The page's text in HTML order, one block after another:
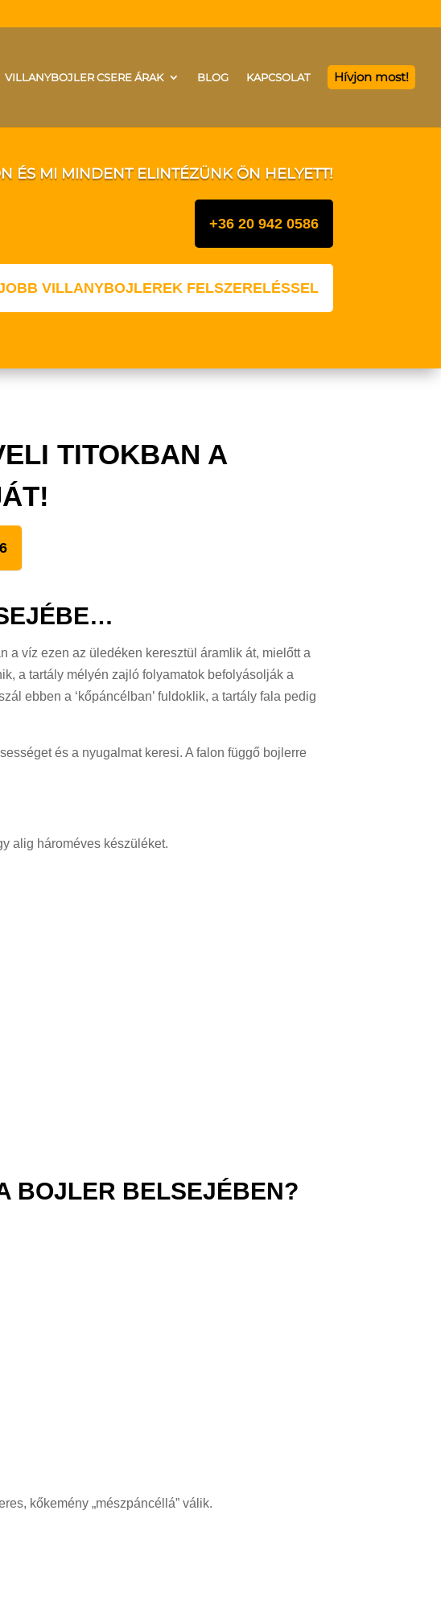
VILLANYBOJLER CSERE ÁRAK BLOG KAPCSOLAT Hívjon most!
ÉS MI MINDENT ELINTÉZÜNK ÖN HELYETT!
+36 20 942 0586
VILLANYBOJLEREK FELSZERELÉSSEL
TITOKBAN A
a víz ezen az üledéken keresztül áramlik át, mielőtt a
a tartály mélyén zajló folyamatok befolyásolják a
ebben a ‘kőpáncélban’ fuldoklik, a tartály fala pedig
és a nyugalmat keresi. A falon függő bojlerre
alig hároméves készüléket.
BOJLER BELSEJÉBEN?
kőkemény „mészpáncéllá” válik.